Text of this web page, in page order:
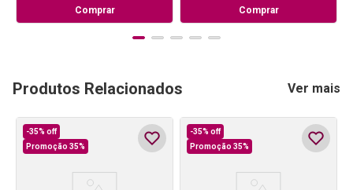
Comprar Comprar
Produtos Relacionados Ver mais
-35% off
Promoção 35%
-35% off
Promoção 35%